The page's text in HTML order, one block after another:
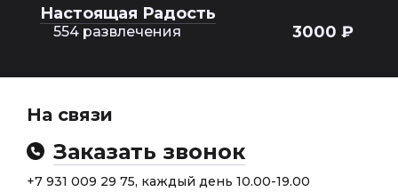
Настоящая Радость
554 развлечения 3000 ₽
На связи
Заказать звонок
+7 931 009 29 75, каждый день 10.00-19.00